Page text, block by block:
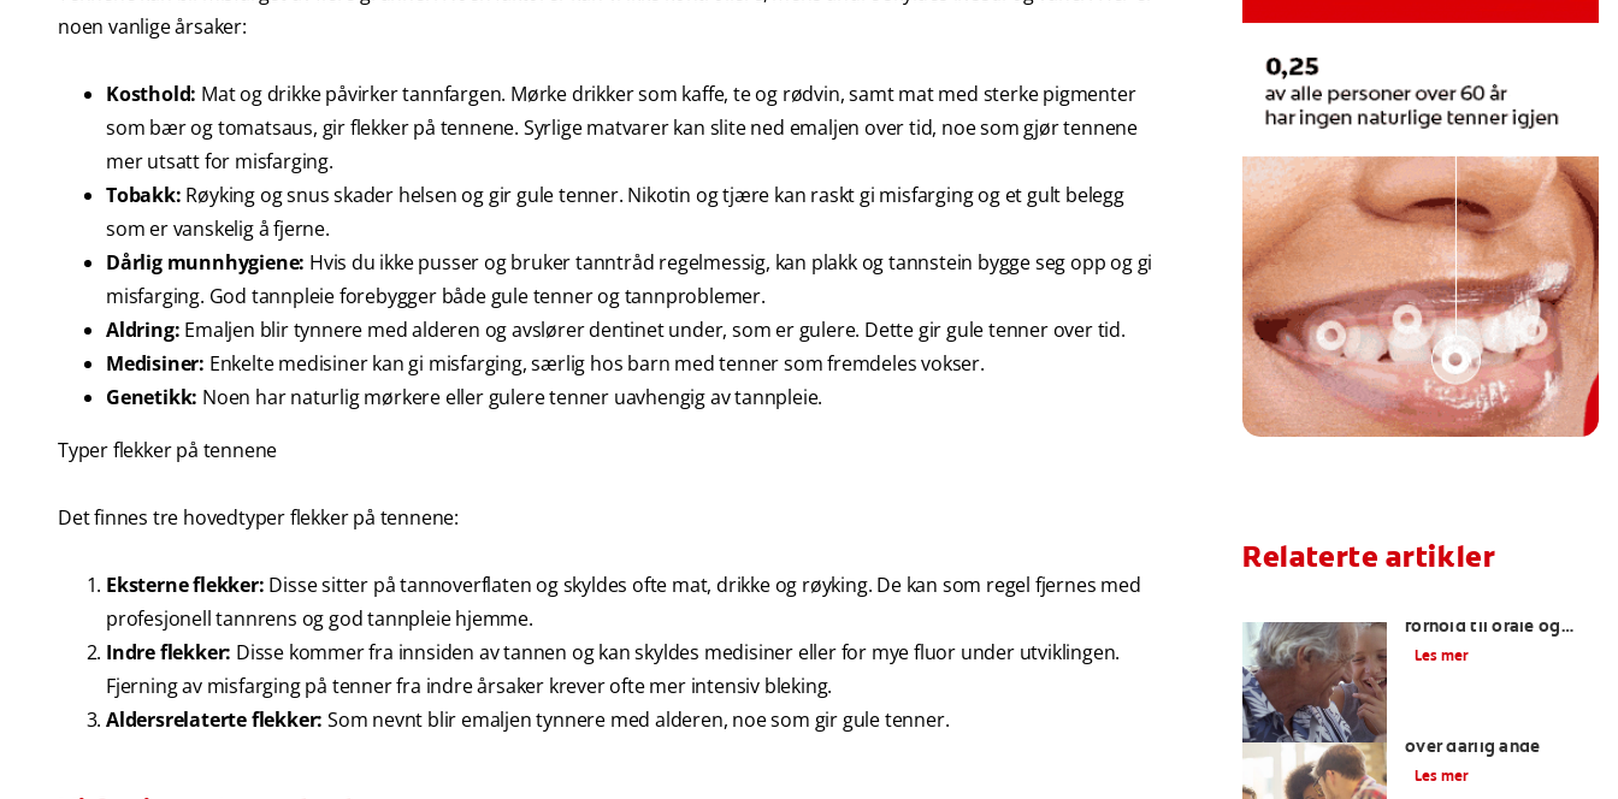
noen vanlige årsaker:
Kosthold: Mat og drikke påvirker tannfargen. Mørke drikker som kaffe, te og rødvin, samt mat med sterke pigmenter
som bær og tomatsaus, gir flekker på tennene. Syrlige matvarer kan slite ned emaljen over tid, noe som gjør tennene
mer utsatt for misfarging.
Tobakk: Røyking og snus skader helsen og gir gule tenner. Nikotin og tjære kan raskt gi misfarging og et gult belegg
som er vanskelig å fjerne.
Dårlig munnhygiene: Hvis du ikke pusser og bruker tanntråd regelmessig, kan plakk og tannstein bygge seg opp og gi
misfarging. God tannpleie forebygger både gule tenner og tannproblemer.
Aldring: Emaljen blir tynnere med alderen og avslører dentinet under, som er gulere. Dette gir gule tenner over tid.
Medisiner: Enkelte medisiner kan gi misfarging, særlig hos barn med tenner som fremdeles vokser.
Genetikk: Noen har naturlig mørkere eller gulere tenner uavhengig av tannpleie.
Typer flekker på tennene
Det finnes tre hovedtyper flekker på tennene:
Eksterne flekker: Disse sitter på tannoverflaten og skyldes ofte mat, drikke og røyking. De kan som regel fjernes med
profesjonell tannrens og god tannpleie hjemme.
Indre flekker: Disse kommer fra innsiden av tannen og kan skyldes medisiner eller for mye fluor under utviklingen.
Fjerning av misfarging på tenner fra indre årsaker krever ofte mer intensiv bleking.
Aldersrelaterte flekker: Som nevnt blir emaljen tynnere med alderen, noe som gir gule tenner.
Relaterte artikler
forhold til orale og
systemiske sykdommer
Les mer
over dårlig ånde
Les mer